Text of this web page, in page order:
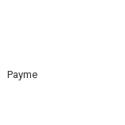
Payme